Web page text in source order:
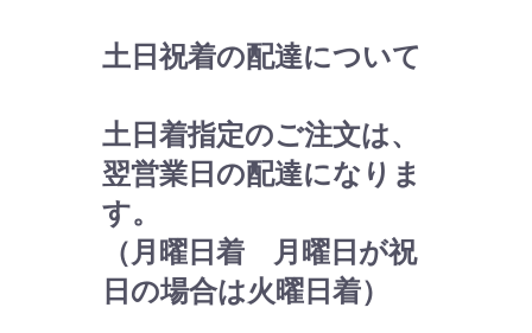
土日祝着の配達について
土日着指定のご注文は、
翌営業日の配達になりま
す。
（月曜日着 月曜日が祝
日の場合は火曜日着）